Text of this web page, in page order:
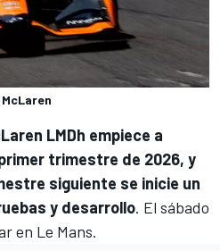
LMDh empiece a
trimestre de 2026, y
siguiente se inicie un
y desarrollo. El sábado
en Le Mans.